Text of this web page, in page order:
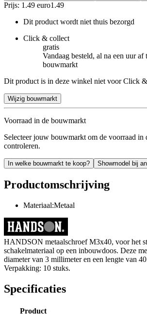
Prijs: 1.49 euro1 .49
Dit product wordt niet thuis bezorgd
Click & collect
gratis
Vandaag besteld, al na een uur
bouwmarkt
Dit product is in deze winkel niet voor Click
Wijzig bouwmarkt
Voorraad in de bouwmarkt
Selecteer jouw bouwmarkt om de voorraad in
controleren.
In welke bouwmarkt te koop? Showmodel bij
Productomschrijving
Materiaal:Metaal
HANDSON metaalschroef M3x40, voor het
schakelmateriaal op een inbouwdoos. Deze
diameter van 3 millimeter en een lengte van
Verpakking: 10 stuks.
Specificaties
Product